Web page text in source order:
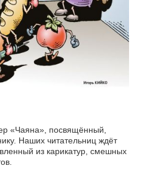
«Чаяна», посвящённый,
ждёт
из карикатур, смешных